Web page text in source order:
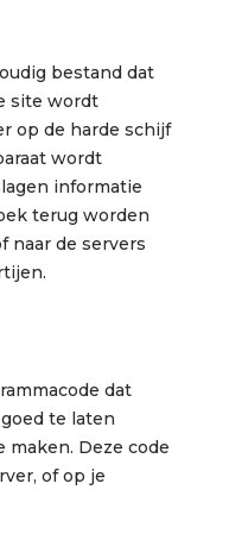
bestand dat
site wordt
op de harde schijf
wordt
informatie
terug worden
naar de servers
dat
te laten
Deze code
of op je